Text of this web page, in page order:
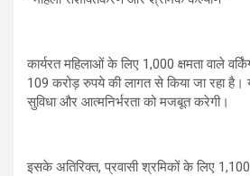
कार्यरत महिलाओं के लिए 1,000 क्षमता वाले
109 करोड़ रुपये की लागत से किया जा रहा है।
सुविधा और आत्मनिर्भरता को मजबूत करेगी।
इसके अतिरिक्त, प्रवासी श्रमिकों के लिए 1,100